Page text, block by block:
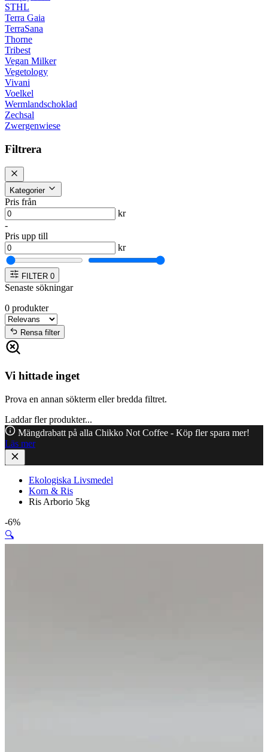
STHL
Terra Gaia
TerraSana
Thorne
Tribest
Vegan Milker
Vegetology
Vivani
Voelkel
Wermlandschoklad
Zechsal
Zwergenwiese
Filtrera
Kategorier
Pris från
kr
-
Pris upp till
kr
FILTER 0
Senaste sökningar
0 produkter
Rensa filter
Vi hittade inget
Prova en annan sökterm eller bredda filtret.
Laddar fler produkter...
Mängdrabatt på alla Chikko Not Coffee - Köp fler spara mer!
Läs mer
Ekologiska Livsmedel
Korn & Ris
Ris Arborio 5kg
-6%
🔍